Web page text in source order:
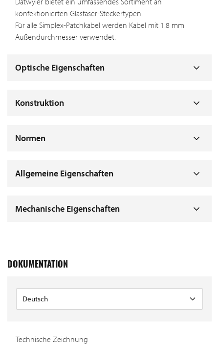
konfektionierten Glasfaser-Steckertypen.
Für alle Simplex-Patchkabel werden Kabel mit 1.8 mm
Außendurchmesser verwendet.
Optische Eigenschaften
Konstruktion
Normen
Allgemeine Eigenschaften
Mechanische Eigenschaften
DOKUMENTATION
Technische Zeichnung